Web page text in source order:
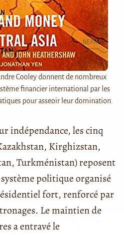
Cooley donnent de nombreux
financier international par les
pour asseoir leur domination.
indépendance, les cinq
Kirghizstan,
Turkménistan) reposent
politique organisé
fort, renforcé par
Le maintien de
a entravé le